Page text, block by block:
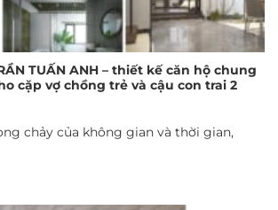
TUẤN ANH – thiết kế căn hộ chung
cặp vợ chồng trẻ và cậu con trai 2
chảy của không gian và thời gian,